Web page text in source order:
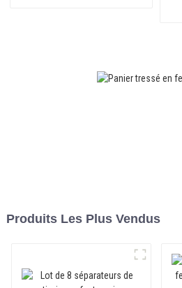
Produits Les Plus Vendus